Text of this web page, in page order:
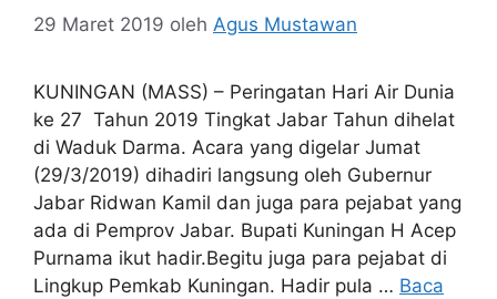
29 Maret 2019 oleh Agus Mustawan
KUNINGAN (MASS) – Peringatan Hari Air Dunia
ke 27 Tahun 2019 Tingkat Jabar Tahun dihelat
di Waduk Darma. Acara yang digelar Jumat
(29/3/2019) dihadiri langsung oleh Gubernur
Jabar Ridwan Kamil dan juga para pejabat yang
ada di Pemprov Jabar. Bupati Kuningan H Acep
Purnama ikut hadir.Begitu juga para pejabat di
Lingkup Pemkab Kuningan. Hadir pula … Baca